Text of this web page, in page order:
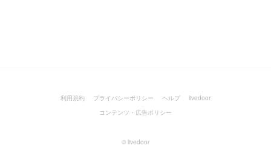
利用規約 プライバシーポリシー ヘルプ
livedoor
コンテンツ・広告ポリシー
© livedoor